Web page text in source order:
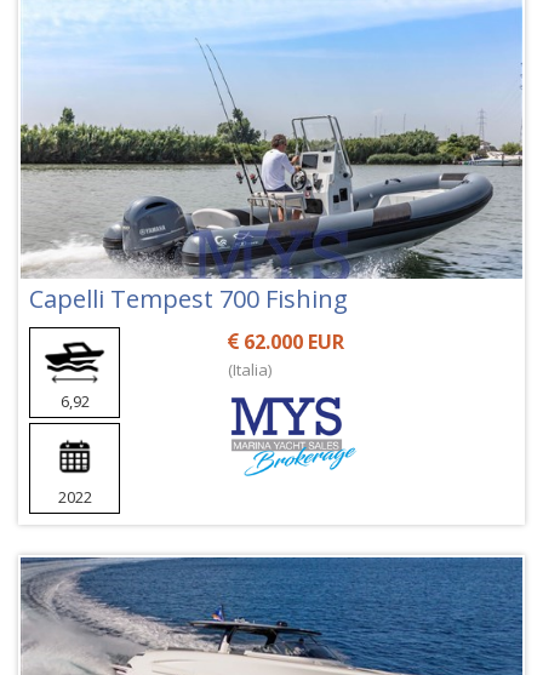
Capelli Tempest 700 Fishing
6,92
2022
62.000 EUR
(Italia)